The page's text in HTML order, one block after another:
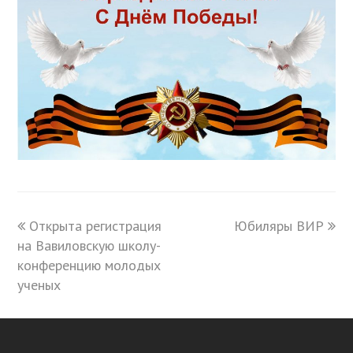
previous
post:
Открыта регистрация
на Вавиловскую школу-
конференцию молодых
ученых
next
Юбиляры ВИР